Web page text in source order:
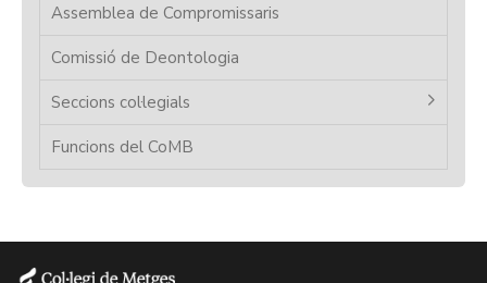
Assemblea de Compromissaris
Comissió de Deontologia
Seccions col·legials
Funcions del CoMB